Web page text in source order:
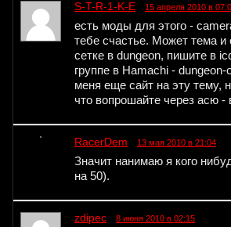
S-T-R-1-K-E 15 апреля 2010 в
есть моды для этого -
тебе счастье. Может тема и
сетке в dungeon, пишите в
группе в Hamachi -
меня еще сайт на эту тему,
что вопрошайте через асю -
RacerDem 13 мая 2010 в 21:04
Значит нанимаю я кого
на 50).
zdipec 8 июня 2010 в 02:15